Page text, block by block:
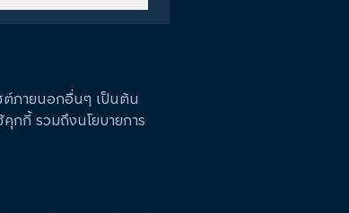
ต์ภายนอกอื่นๆ เป็นต้น
กกี้ รวมถึงนโยบายการ